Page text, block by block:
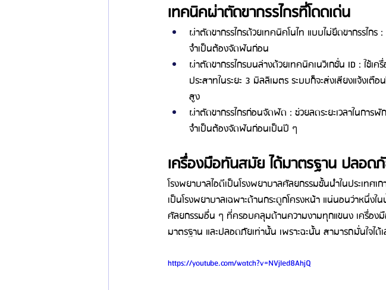
เทคนิคผ่าตัดขากรรไกรที่โดดเด่น
ผ่าตัดขากรรไกรด้วยเทคนิคโนไท แบบไม่ยึดขากรรไกร
จำเป็นต้องจัดฟันก่อน
ผ่าตัดขากรรไกรบนล่างด้วยเทคนิคเนวิเกชั่น ID : ใช้
ประสาทในระยะ 3 มิลลิเมตร ระบบก็จะส่งเสียงแจ้งเ
สูง
ผ่าตัดขากรรไกรก่อนจัดฟัด : ช่วยลดระยะเวลาในการ
จำเป็นต้องจัดฟันก่อนเป็นปี ๆ
เครื่องมือทันสมัย ได้มาตรฐาน ปลอด
โรงพยาบาลไอดีเป็นโรงพยาบาลศัลยกรรมชั้นนำในประเทศ
เป็นโรงพยาบาลเฉพาะด้านกระดูกโครงหน้า แน่นอนว่าหนึ่ง
ศัลยกรรมอื่น ๆ ที่ครอบคลุมด้านความงามทุกแขนง เครื่อ
มาตรฐาน และปลอดภัยเท่านั้น เพราะฉะนั้น สามารถมั่นใจได้
https://youtube.com/watch?v=NVjIed8AhjQ